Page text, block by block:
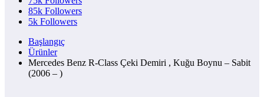
85k Followers
5k Followers
Başlangıç
Ürünler
Mercedes Benz R-Class Çeki Demiri , Kuğu Boynu – Sabit
(2006 – )